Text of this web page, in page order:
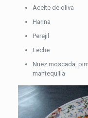
Aceite de oliva
Harina
Perejil
Leche
Nuez moscada,
mantequilla